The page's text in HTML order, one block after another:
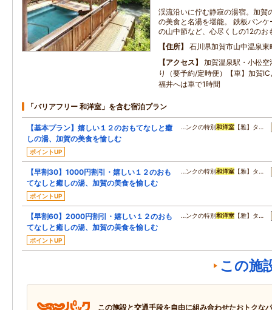
渓流沿いに佇む静寂の湯宿。加賀
の美食と名湯を堪能。 鉄板パン
の山中節など、心尽くしの12のお
住所
石川県加賀市山中温泉
アクセス
加賀温泉駅・小松
り（要予約/定時便）【車】加賀
福井へは車で1時間
「バリアフリー 和洋室」を含む宿泊プラン
【基本プラン】嬉しい１２のおもてなしと癒
しの湯、加賀の美食を愉しむ
ポイントUP
…ンクの特別和洋室 【雅】タ…
【早割30】1000円割引・嬉しい１２のおも
てなしと癒しの湯、加賀の美食を愉しむ
ポイントUP
…ンクの特別和洋室 【雅】タ…
【早割60】2000円割引・嬉しい１２のおも
てなしと癒しの湯、加賀の美食を愉しむ
ポイントUP
…ンクの特別和洋室 【雅】タ…
この施
この施設と交通手段を自由に組み合わせたおトクな